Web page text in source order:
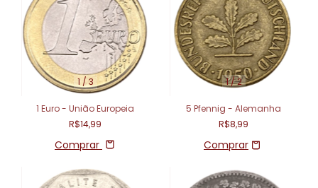
1 / 3
1 Euro - União Europeia
R$14,99
Comprar
1/2
5 Pfennig - Alemanha
R$8,99